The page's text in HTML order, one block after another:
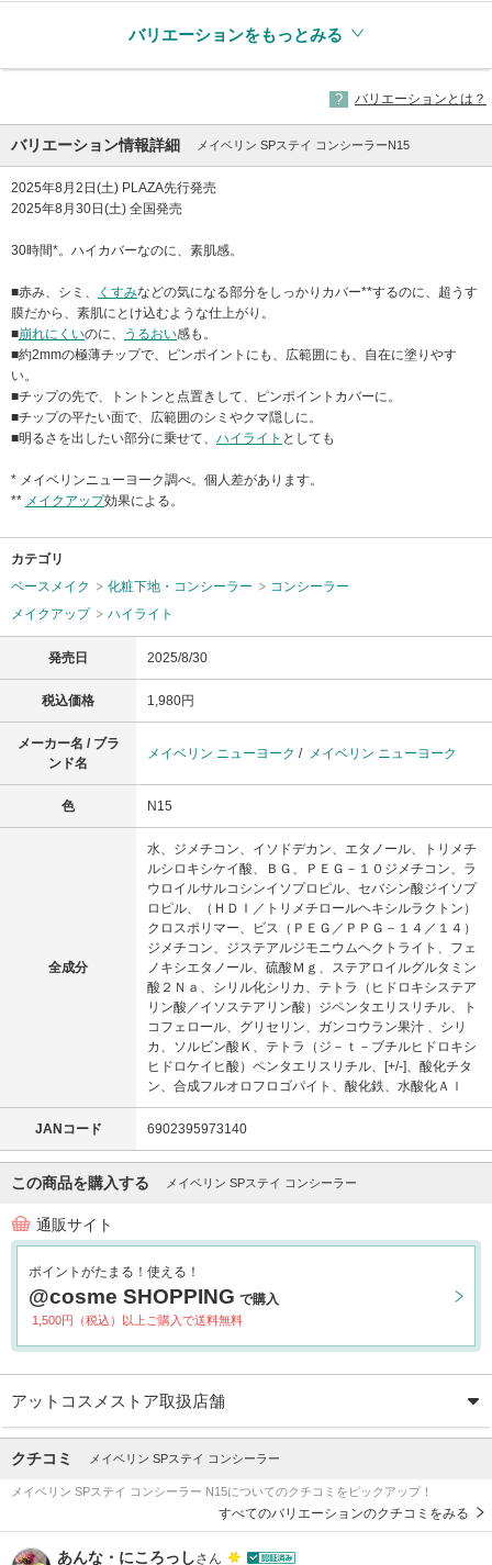
バリエーションをもっとみる
バリエーションとは？
バリエーション情報詳細 メイベリン SPステイ コンシーラーN15
2025年8月2日(土) PLAZA先行発売
2025年8月30日(土) 全国発売
30時間*。ハイカバーなのに、素肌感。
■赤み、シミ、 くすみなどの気になる部分をしっかりカバー**するのに、超うす
膜だから、素肌にとけ込むような仕上がり。
■崩れにくいのに、 うるおい感も。
■約2mmの極薄チップで、ピンポイントにも、広範囲にも、自在に塗りやす
い。
■チップの先で、トントンと点置きして、ピンポイントカバーに。
■チップの平たい面で、広範囲のシミやクマ隠しに。
■明るさを出したい部分に乗せて、 ハイライト としても
* メイベリンニューヨーク調べ。個人差があります。
** メイクアップ効果による。
カテゴリ
ベースメイク
化粧下地・コンシーラー
コンシーラー
メイクアップ
ハイライト
発売日 2025/8/30
税込価格 1,980円
メーカー名 / ブラ
ンド名
メイベリン ニューヨーク / メイベリン ニューヨーク
色 N15
全成分
水、ジメチコン、イソドデカン、エタノール、トリメチ
ルシロキシケイ酸、ＢＧ、ＰＥＧ－１０ジメチコン、ラ
ウロイルサルコシンイソプロピル、セバシン酸ジイソプ
ロピル、（ＨＤＩ／トリメチロールヘキシルラクトン）
クロスポリマー、ビス（ＰＥＧ／ＰＰＧ－１４／１４）
ジメチコン、ジステアルジモニウムヘクトライト、フェ
ノキシエタノール、硫酸Ｍｇ、ステアロイルグルタミン
酸２Ｎａ、シリル化シリカ、テトラ（ヒドロキシステア
リン酸／イソステアリン酸）ジペンタエリスリチル、ト
コフェロール、グリセリン、ガンコウラン果汁 、シリ
カ、ソルビン酸Ｋ、テトラ（ジ－ｔ－ブチルヒドロキシ
ヒドロケイヒ酸）ペンタエリスリチル、[+/-]、酸化チタ
ン、合成フルオロフロゴパイト、酸化鉄、水酸化Ａｌ
JANコード 6902395973140
この商品を購入する メイベリン SPステイ コンシーラー
通販サイト
ポイントがたまる！使える！
@cosme SHOPPING で購入
1,500円（税込）以上ご購入で送料無料
アットコスメストア取扱店舗
クチコミ メイベリン SPステイ コンシーラー
メイベリン SPステイ コンシーラー N15についてのクチコミをピックアップ！
すべてのバリエーションのクチコミをみる
あんな・にころっしさん